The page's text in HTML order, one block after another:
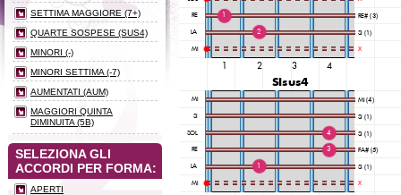
SETTIMA MAGGIORE (7+)
QUARTE SOSPESE (SUS4)
MINORI (-)
MINORI SETTIMA (-7)
AUMENTATI (AUM)
MAGGIORI QUINTA
DIMINUITA (5B)
SELEZIONA GLI
ACCORDI PER FORMA:
APERTI